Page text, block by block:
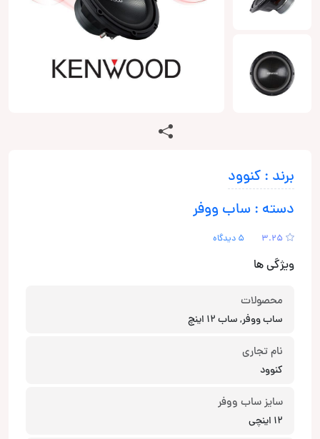
برند : کنوود
دسته : ساب ووفر
3.25 5 دیدگاه
ویژگی ها
محصولات
ساب ووفر, ساب 12 اینچ
نام تجاری
کنوود
سایز ساب ووفر
12 اینچی